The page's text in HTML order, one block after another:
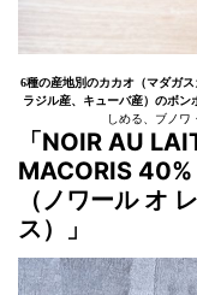
6種の産地別のカカオ（マダガ
ラジル産、キューバ産）のボン
しめる、ブノワ
「NOIR AU
MACORIS 40%
（ノワール オ
ス）」